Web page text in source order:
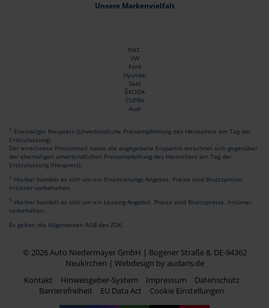
Unsere Markenvielfalt
FIAT
VW
Ford
Hyundai
Seat
ŠKODA
CUPRA
Audi
1 Ehemaliger Neupreis (Unverbindliche Preisempfehlung des Herstellers am Tag der
Erstzulassung).
Der errechnete Preisvorteil sowie die angegebene Ersparnis errechnet sich gegenüber
der ehemaligen unverbindlichen Preisempfehlung des Herstellers am Tag der
Erstzulassung (Neupreis).
2 Hierbei handelt es sich um ein Finanzierungs-Angebot. Preise sind Bruttopreise.
Irrtümer vorbehalten.
3 Hierbei handelt es sich um ein Leasing-Angebot. Preise sind Bruttopreise. Irrtümer
vorbehalten.
Es gelten die Allgemeinen AGB des ZDK.
© 2026 Auto Niedermayer GmbH | Bogener Straße 8, DE-94362
Neukirchen | Webdesign by audaris.de
Kontakt
Hinweisgeber-System Impressum
Datenschutz
Barrierefreiheit
EU Data Act Cookie Einstellungen